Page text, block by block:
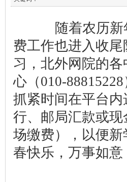
随着农历新年
费工作也进入收
习，北外网院的
心（010-
抓紧时间在平台
行、邮局汇款或
场缴费），以便
春快乐，万事如意